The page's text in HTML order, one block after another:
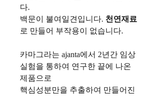
다.
백문이 불여일견입니다. 천연재료
로 만들어 부작용이 없습니다.
카마그라는 ajanta에서 2년간 임상
실험을 통하여 연구한 끝에 나온
제품으로
핵심성분만을 추출하여 만들어진